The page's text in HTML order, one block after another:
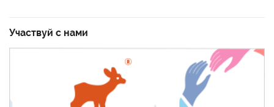
Участвуй с нами